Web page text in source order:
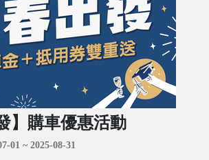
】購車優惠活動
01 ~ 2025-08-31